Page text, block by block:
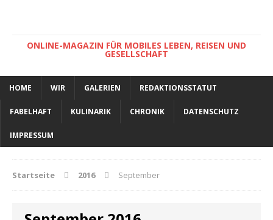
ONLINE-MAGAZIN FÜR MOBILES LEBEN, REISEN UND
GESELLSCHAFT
HOME WIR GALERIEN REDAKTIONSSTATUT
FABELHAFT KULINARIK CHRONIK DATENSCHUTZ
IMPRESSUM
Startseite 2016 September